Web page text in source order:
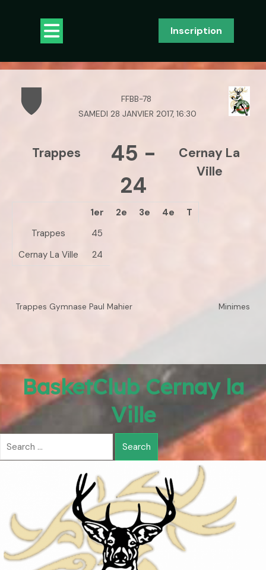
Button
Inscription
FFBB-78
SAMEDI 28 JANVIER 2017, 16:30
Trappes 45 -
24
Cernay La
Ville
1er 2e 3e 4e
T
Trappes
45
Cernay La Ville
24
Trappes Gymnase Paul Mahier Minimes
BasketClub Cernay la
Ville
Search